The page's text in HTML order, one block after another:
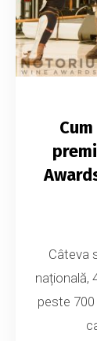
Câteva
națională,
peste